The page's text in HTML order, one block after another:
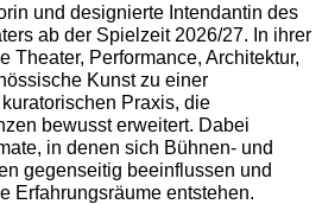
und designierte Intendantin des
ab der Spielzeit 2026/27. In ihrer
Theater, Performance, Architektur,
Kunst zu einer
Praxis, die
bewusst erweitert. Dabei
in denen sich Bühnen- und
gegenseitig beeinflussen und
Erfahrungsräume entstehen.